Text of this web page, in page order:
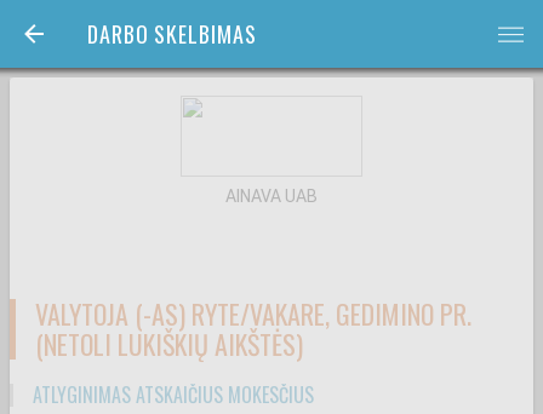
DARBO SKELBIMAS bars
AINAVA UAB
VALYTOJA (-AS) RYTE/VAKARE, GEDIMINO PR.
(NETOLI LUKIŠKIŲ AIKŠTĖS)
ATLYGINIMAS ATSKAIČIUS MOKESČIUS